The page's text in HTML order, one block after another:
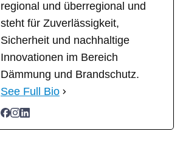
regional und überregional und
steht für Zuverlässigkeit,
Sicherheit und nachhaltige
Innovationen im Bereich
Dämmung und Brandschutz.
See Full Bio